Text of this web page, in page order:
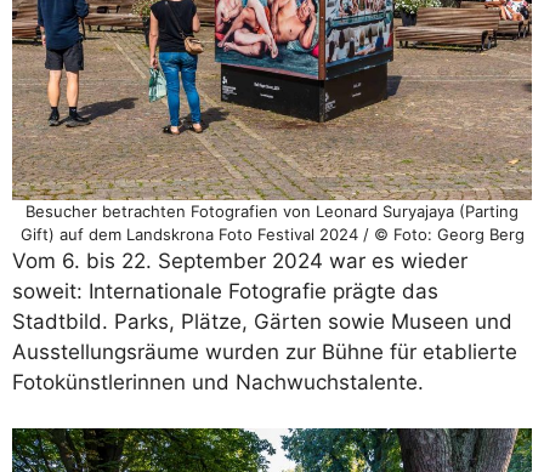
Besucher betrachten Fotografien von Leonard Suryajaya (Parting
Gift) auf dem Landskrona Foto Festival 2024 / © Foto: Georg Berg
Vom 6. bis 22. September 2024 war es wieder
soweit: Internationale Fotografie prägte das
Stadtbild. Parks, Plätze, Gärten sowie Museen und
Ausstellungsräume wurden zur Bühne für etablierte
Fotokünstlerinnen und Nachwuchstalente.